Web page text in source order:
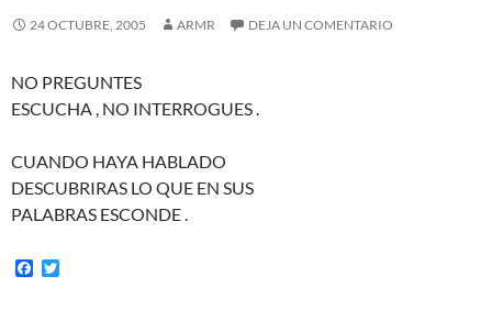
24 OCTUBRE, 2005 ARMR DEJA UN COMENTARIO
NO PREGUNTES
ESCUCHA , NO INTERROGUES .
CUANDO HAYA HABLADO
DESCUBRIRAS LO QUE EN SUS
PALABRAS ESCONDE .
F